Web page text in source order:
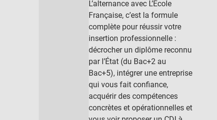
L’alternance avec L’École
Française, c’est la formule
complète pour réussir votre
insertion professionnelle :
décrocher un diplôme reconnu
par l’État (du Bac+2 au
Bac+5), intégrer une entreprise
qui vous fait confiance,
acquérir des compétences
concrètes et opérationnelles et